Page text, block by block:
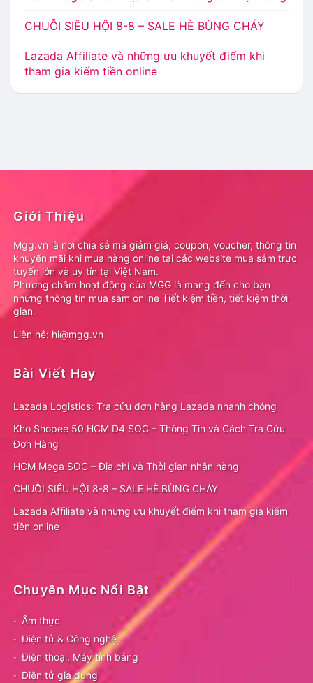
CHUỖI SIÊU HỘI 8-8 – SALE HÈ BÙNG CHÁY
Lazada Affiliate và những ưu khuyết điểm khi
tham gia kiếm tiền online
Giới Thiệu
Mgg.vn là nơi chia sẻ mã giảm giá, coupon, voucher, thông tin
khuyến mãi khi mua hàng online tại các website mua sắm trực
tuyến lớn và uy tín tại Việt Nam.
Phương châm hoạt động của MGG là mang đến cho bạn
những thông tin mua sắm online Tiết kiệm tiền, tiết kiệm thời
gian.
Liên hệ: hi@mgg.vn
Bài Viết Hay
Lazada Logistics: Tra cứu đơn hàng Lazada nhanh chóng
Kho Shopee 50 HCM D4 SOC – Thông Tin và Cách Tra Cứu
Đơn Hàng
HCM Mega SOC – Địa chỉ và Thời gian nhận hàng
CHUỖI SIÊU HỘI 8-8 – SALE HÈ BÙNG CHÁY
Lazada Affiliate và những ưu khuyết điểm khi tham gia kiếm
tiền online
Chuyên Mục Nổi Bật
Ẩm thực
Điện tử & Công nghệ
Điện thoại, Máy tính bảng
Điện tử gia dụng